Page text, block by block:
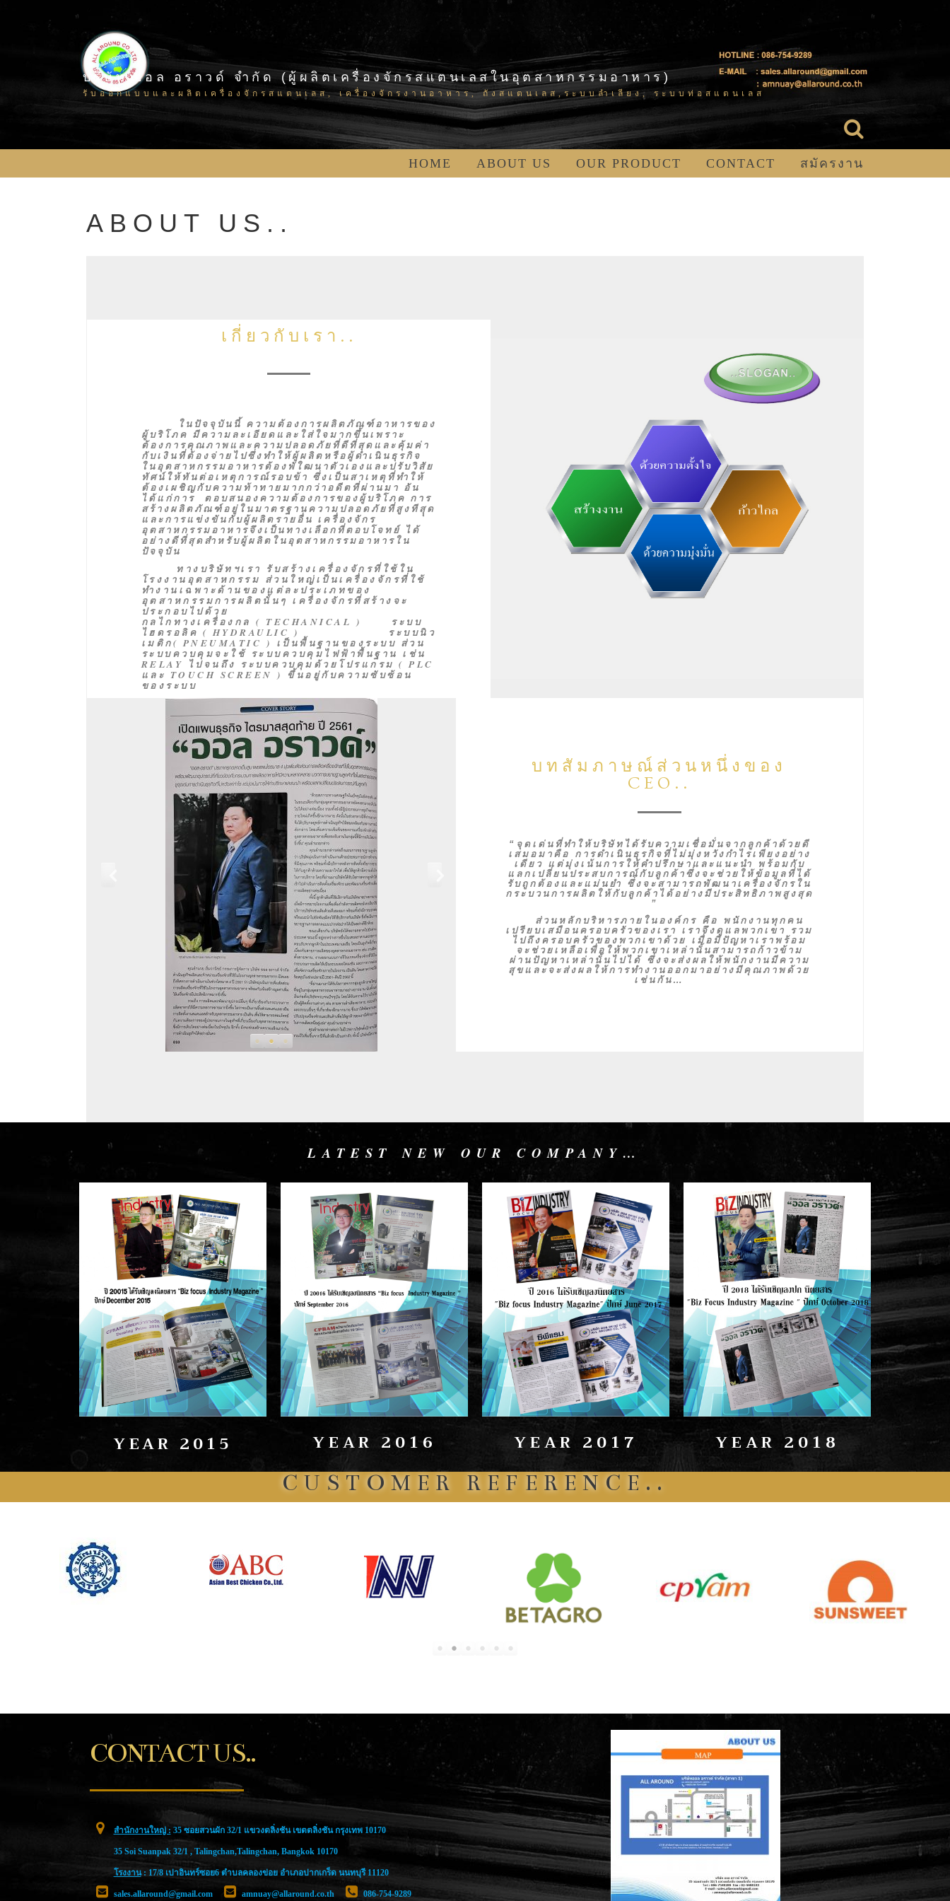
บริษัท ออล อราวด์ จำกัด (ผู้ผลิตเครื่องจักรสแตนเลสในอุตสาหกรรมอาหาร)
รับออกแบบและผลิตเครื่องจักรสแตนเลส, เครื่องจักรงานอาหาร, ถังสแตนเลส,ระบบลำเลียง, ระบบท่อสแตนเลส
HOME ABOUT US OUR PRODUCT CONTACT สมัครงาน
ABOUT US..
เกี่ยวกับเรา..
ในปัจจุบันนี้ ความต้องการผลิตภัณฑ์อาหารของ
ผู้บริโภค มีความละเอียดและใส่ใจมากขึ้นเพราะ
ต้องการคุณภาพและความปลอดภัยที่ดีที่สุดและคุ้มค่า
กับเงินที่ต้องจ่ายไปซึ่งทำให้ผู้ผลิตหรือผู้ดำเนินธุรกิจ
ในอุตสาหกรรมอาหารต้องพัใฒนาตัวเองและปรับวิสัย
ทัศน์ให้ทันต่อเหตุการณ์รอบข้า ซึ่งเป็นสาเหตุที่ทำให้
ต้องเผชิญกับความท้าทายมากกว่าอดีตที่ผ่านมา อัน
ได้แก่การ ตอบสนองความต้องการของผู้บริโภค การ
สร้างผลิตภัณฑ์อยู่ในมาตรฐานความปลอดภัยที่สูงทีสุุด
และการแข่งขันกับผู้ผลิตรายอื่น เครื่องจักร
อุตสาหกรรมอาหารจึงเป็นทางเลือกที่ตอบโจทย์ ได้
อย่างดีที่สุดสำหรับผู้ผลิตในอุตสาหกรรมอาหารใน
ปัจจุบัน
ทางบริษัทฯเรา รับสร้างเครื่องจักรที่ใช้ใน
โรงงานอุตสาหกรรม ส่วนใหญ่เป็นเครื่องจักรที่ใช้
ทำงานเฉพาะด้านของแต่ละประเภทของ
อุตสาหกรรมการผลิตนั้นๆ เครื่องจักรที่สร้างจะ
ประกอบไปด้วย
กลไกทางเครื่องกล ( TECHANICAL ) ระบบ
ไฮดรอลิค ( HYDRAULIC )
ระบบนิว
เมติก( PNEUMATIC ) เป็นพื้นฐานของระบบ ส่วน
ระบบควบคุมจะใช้ ระบบควบคุมไฟฟ้าพื้นฐาน เช่น
RELAY ไปจนถึง ระบบควบคุมด้วยโปรแกรม ( PLC
และ TOUCH SCREEN ) ขึ้นอยู่กับความซับซ้อน
ของระบบ
บทสัมภาษณ์ส่วนหนึ่งของ
CEO..
“จุดเด่นที่ทำให้บริษัทได้รับความเชื่อมั่นจากลูกค้าด้วยดี
เสมอมาคือ การดำเนินธุรกิจที่ไม่มุ่งหวังกำไรเพียงอย่าง
เดียว แต่มุ่งเน้นการให้คำปรึกษาและแนะนำ พร้อมกับ
แลกเปลี่ยนประสบการณ์กับลูกค้าซึ่งจะช่วยให้ข้อมูลที่ได้
รับถูกต้องและแม่นยำ ซึ่งจะสามารถพัฒนาเครื่องจักรใน
กระบวนการผลิตให้กับลูกค้าได้อย่างมีประสิทธิภาพสูงสุด
”
ส่วนหลักบริหารภายในองค์กร คือ พนักงานทุกคน
เปรียบเสมือนครอบครัวของเรา เราจึงดูแลพวกเขา รวม
ไปถึงครอบครัวของพวกเขาด้วย เมื่อมีปัญหาเราพร้อม
จะช่วยเหลือเพื่อให้พวกเขาเหล่านั้นสามารถก้าวข้าม
ผ่านปัญหาเหล่านั้นไปได้ ซึ่งจะส่งผลให้พนักงานมีความ
สุขและจะส่งผลให้การทำงานออกมาอย่างมีคุณภาพด้วย
เช่นกัน…
LATEST NEW OUR COMPANY…
YEAR 2015 YEAR 2016 YEAR 2017 YEAR 2018
CUSTOMER REFERENCE..
CONTACT US..
สำนักงานใหญ่ : 35 ซอยสวนผัก 32/1 แขวงตลิ่งชัน เขตตลิ่งชัน กรุงเทพ 10170
35 Soi Suanpak 32/1 , Talingchan,Talingchan, Bangkok 10170
โรงงาน: 17/8 เปาอินทร์ซอย6 ตำบลคลองข่อย อำเภอปากเกร็ด นนทบุรี 11120
sales.allaround@gmail.com amnuay@allaround.co.th 086-754-9289